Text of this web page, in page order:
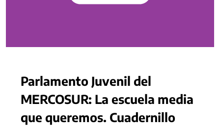
Parlamento Juvenil del
MERCOSUR: La escuela media
que queremos. Cuadernillo